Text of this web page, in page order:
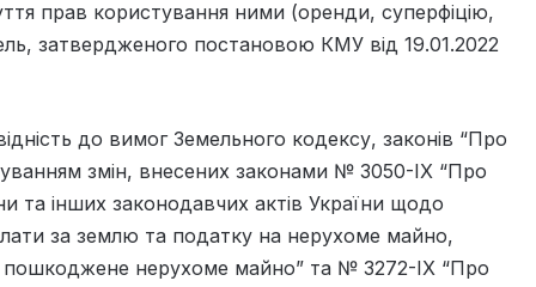
прав користування ними (оренди, суперфіцію,
затвердженого постановою КМУ від 19.01.2022
до вимог Земельного кодексу, законів “Про
змін, внесених законами № 3050-IX “Про
та інших законодавчих актів України щодо
за землю та податку на нерухоме майно,
пошкоджене нерухоме майно” та № 3272-ІХ “Про